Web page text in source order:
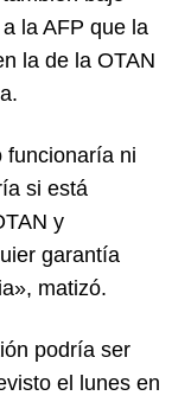
la AFP que la
la de la OTAN
funcionaría ni
si está
y
garantía
matizó.
podría ser
el lunes en